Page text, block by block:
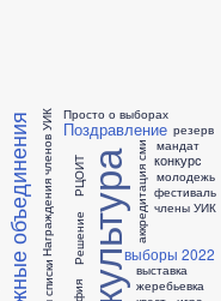
Награждения членов УИК Поздравление
Просто о выборах
РЦОИТ
Решение аккредитация сми
выборы 2022
выставка
жеребьевка
конкурс
мандат
молодежь
резерв
фестиваль
члены УИК